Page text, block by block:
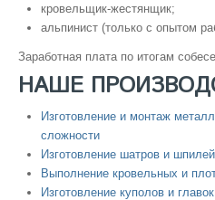
кровельщик-жестянщик;
альпинист (только с опытом
Заработная плата по итогам
НАШЕ
Изготовление и монтаж
сложности
Изготовление шатров и шпилей
Выполнение кровельных и
Изготовление куполов и главок